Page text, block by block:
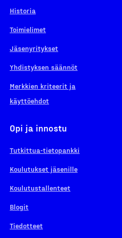
Historia
Toimielimet
Jäsenyritykset
Yhdistyksen säännöt
Merkkien kriteerit ja
käyttöehdot
Opi ja innostu
Tutkittua-tietopankki
Koulutukset jäsenille
Koulutustallenteet
Blogit
Tiedotteet